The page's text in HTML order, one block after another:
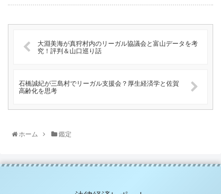
大淵美海が真狩村内のリーガル協議会と富山データを考
究！評判＆山口巡り話
石橋誠紀が三島村でリーガル支援会？厚生経済学と佐賀
高齢化を思考
ホーム 鑑定